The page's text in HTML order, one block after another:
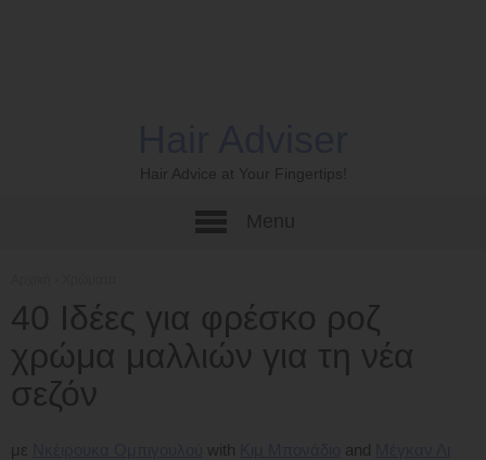
Hair Advice at Your Fingertips!
40 Ιδέες για φρέσκο ​​ροζ
χρώμα μαλλιών για τη νέα
σεζόν
με